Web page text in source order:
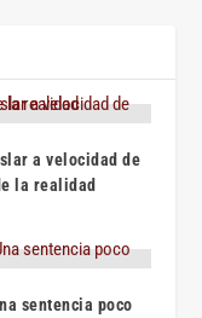
a velocidad de
la realidad
sentencia poco